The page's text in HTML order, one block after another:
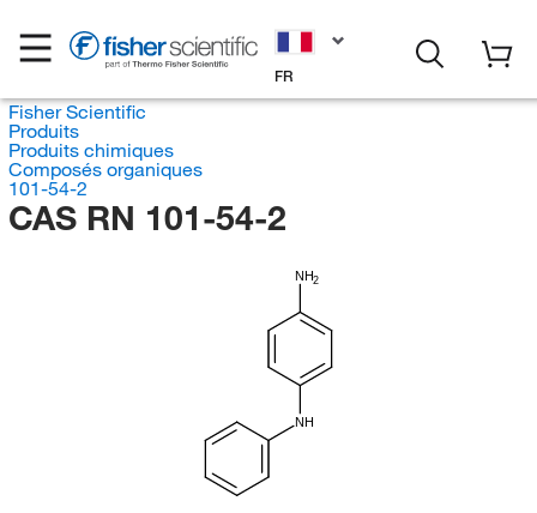
FR
Fisher Scientific
Produits
Produits chimiques
Composés organiques
101-54-2
CAS RN 101-54-2
NH2
NH